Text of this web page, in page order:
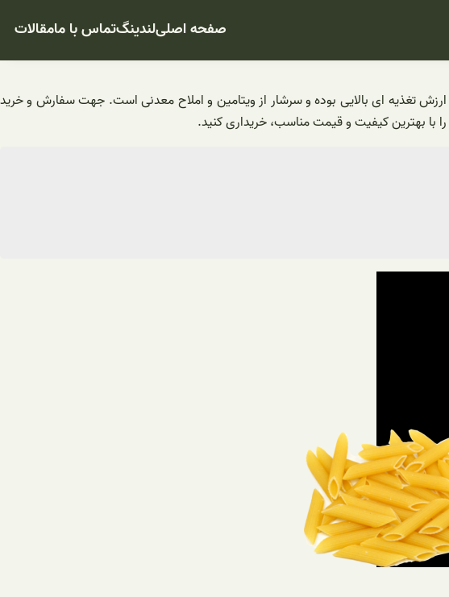
صفحه اصلیلندینگتماس با مامقالات
تغذیه ای بالایی بوده و سرشار از ویتامین و املاح معدنی است. جهت سفارش و خرید
با بهترین کیفیت و قیمت مناسب، خریداری کنید.